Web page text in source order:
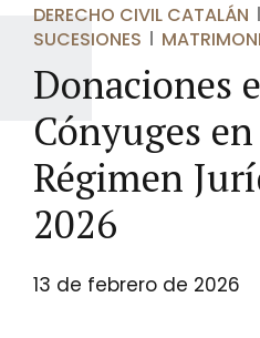
DERECHO CIVIL CATALÁN
SUCESIONES
Donaciones
Cónyuges
Régimen
2026
13 de febrero de 2026